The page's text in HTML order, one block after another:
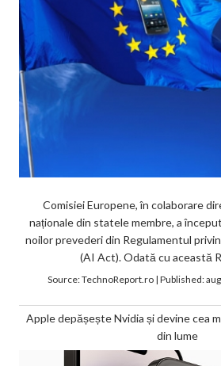
Comisiei Europene, în colaborare
naționale din statele membre, a
noilor prevederi din Regulamentul
(AI Act). Odată cu această
Source:TechnoReport.ro| Published:
Apple depășește Nvidia și devine cea
din lume